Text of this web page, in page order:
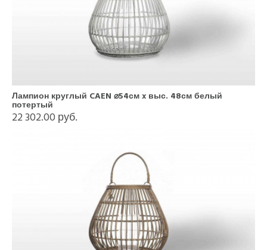
Лампион круглый CAEN ⌀54см x выс. 48см белый
потертый
22 302.00 руб.